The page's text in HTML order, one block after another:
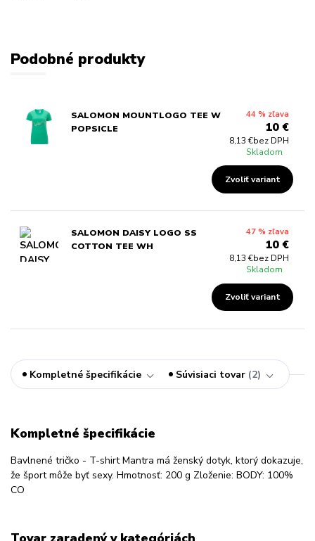
Podobné produkty
SALOMON MOUNTLOGO TEE W
POPSICLE
44 % zľava
10 €
8,13 €bez DPH
Skladom
Zvoliť variant
SALOMON DAISY LOGO SS
COTTON TEE WH
47 % zľava
10 €
8,13 €bez DPH
Skladom
Zvoliť variant
Kompletné špecifikácie Súvisiaci tovar 2
Kompletné špecifikácie
Bavlnené tričko - T-shirt Mantra má ženský dotyk, ktorý dokazuje,
že šport môže byť sexy. Hmotnosť: 200 g Zloženie: BODY: 100%
CO